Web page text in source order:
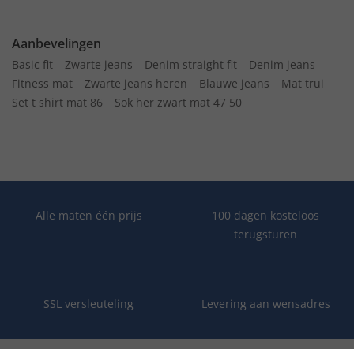
Aanbevelingen
Basic fit Zwarte jeans Denim straight fit
Denim jeans
Fitness mat
Zwarte jeans heren Blauwe jeans
Mat trui
Set t shirt mat 86
Sok her zwart mat 47 50
Alle maten één prijs
100 dagen kosteloos
terugsturen
SSL versleuteling Levering aan wensadres